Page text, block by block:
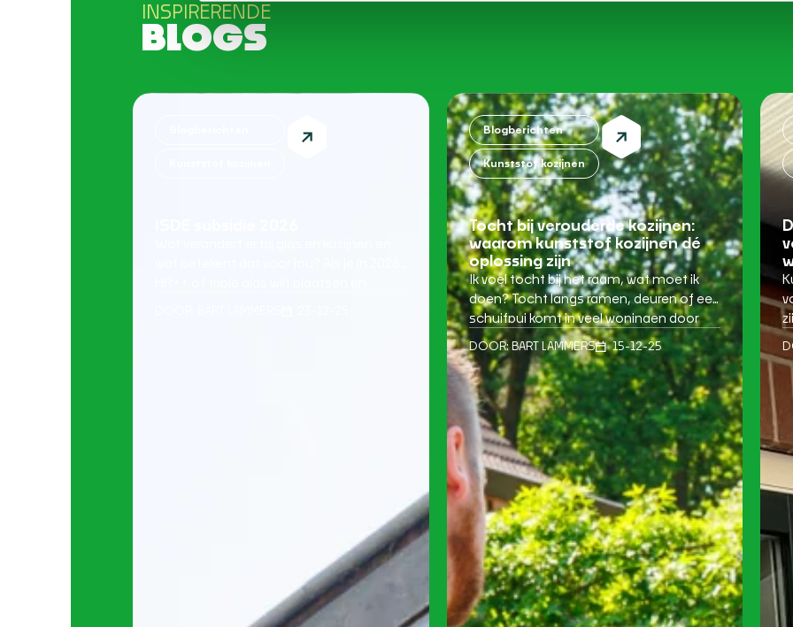
INSPIRERENDE
BLOGS
Blogberichten
Kunststof kozijnen
Tocht bij verouderde kozijnen:
waarom kunststof kozijnen dé
oplossing zijn
Ik voel tocht bij het raam, wat moet ik
doen? Tocht langs ramen, deuren of een
schuifpui komt in veel woningen door
één hoofdreden: verouderde kozijnen die
niet meer goed afsluiten. Dat merk je
vaak het sterkst in de koudere maanden.
Je voelt een koude stroming langs de
randen, de temperatuur in huis
schommelt sneller […]
DOOR:BART LAMMERS 15-12-25